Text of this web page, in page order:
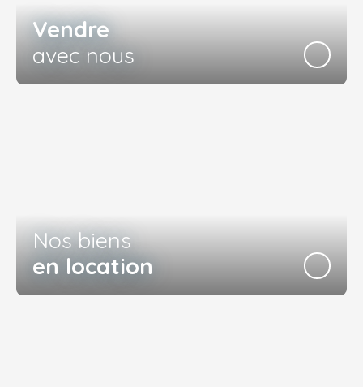
Vendre
avec nous
Nos biens
en location